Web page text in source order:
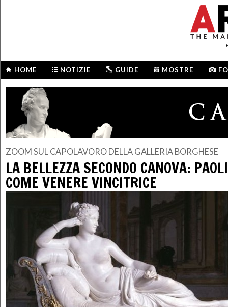
HOME NOTIZIE GUIDE MOSTRE
ZOOM SUL CAPOLAVORO DELLA GALLERIA BORGHESE
LA BELLEZZA SECONDO CANOVA:
COME VENERE VINCITRICE